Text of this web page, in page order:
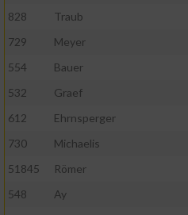
828
Traub
729
Meyer
554
Bauer
532
Graef
612
Ehrnsperger
730
Michaelis
51845
Römer
548
Ay